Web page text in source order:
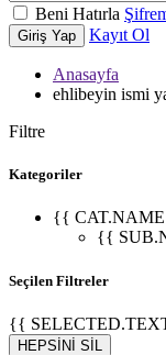
Beni Hatırla
Giriş Yap Kayıt Ol
Anasayfa
ehlibeyin ismi
Filtre
Kategoriler
{{
{{
Seçilen Filtreler
{{
HEPSİNİ SİL